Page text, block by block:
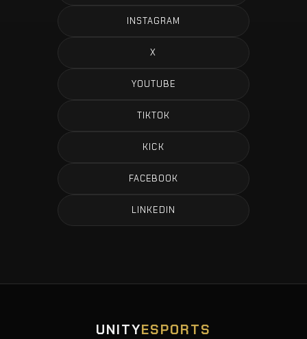
INSTAGRAM
X
YOUTUBE
TIKTOK
KICK
FACEBOOK
LINKEDIN
UNITYESPORTS